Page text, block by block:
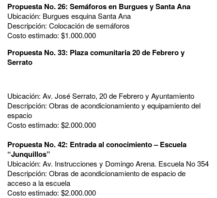
Propuesta No. 26: Semáforos en Burgues y Santa Ana
Ubicación: Burgues esquina Santa Ana
Descripción: Colocación de semáforos
Costo estimado: $1.000.000
Propuesta No. 33: Plaza comunitaria 20 de Febrero y
Serrato
Ubicación: Av. José Serrato, 20 de Febrero y Ayuntamiento
Descripción: Obras de acondicionamiento y equipamiento del
espacio
Costo estimado: $2.000.000
Propuesta No. 42: Entrada al conocimiento – Escuela
“Junquillos”
Ubicación: Av. Instrucciones y Domingo Arena. Escuela No 354
Descripción: Obras de acondicionamiento de espacio de
acceso a la escuela
Costo estimado: $2.000.000